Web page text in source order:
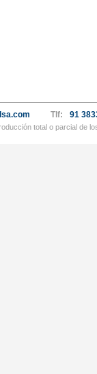
Tlf: 91
total o parcial de